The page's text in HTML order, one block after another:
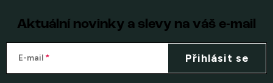
Aktuální novinky a slevy na váš e-mail
E-mail Přihlásit se